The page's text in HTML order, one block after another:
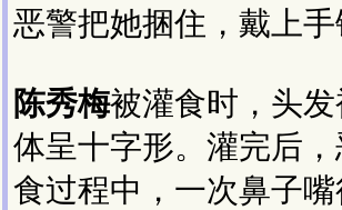
恶警把她捆住，戴上
陈秀梅被灌食时，头
体呈十字形。灌完后
食过程中，一次鼻子